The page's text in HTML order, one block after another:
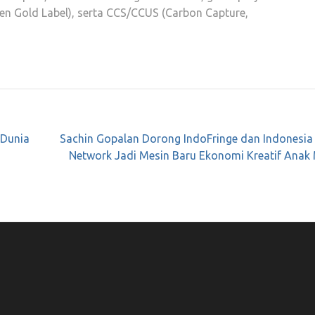
Gold Label), serta CCS/CCUS (Carbon Capture,
Sachin Gopalan Dorong IndoFringe dan Indonesia
Network Jadi Mesin Baru Ekonomi Kreatif Anak